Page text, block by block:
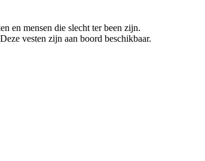
en mensen die slecht ter been zijn.
vesten zijn aan boord beschikbaar.